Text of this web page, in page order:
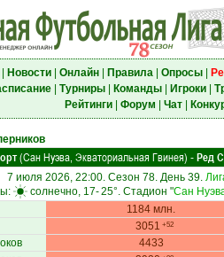
Новости| Онлайн| Правила| Опросы|
| Турниры| Команды| Игроки|
Рейтинги| Форум Чат|
(Сан Нуэва, Экваториальная Гвинея) - Ред
7 июля 2026, 22:00. Сезон 78. День 39.
солнечно, 17-25°. Стадион "Сан
1184 млн.
3051 +52
4433